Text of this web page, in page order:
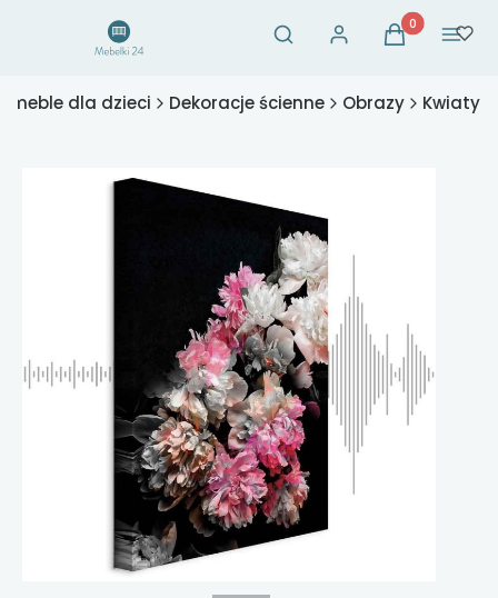
Otwórz wyszukiwarkę
Szukaj Zaloguj sięProdukty w
Koszyk Menu
meble dla dzieci Dekoracje ścienne Obrazy Kwiaty